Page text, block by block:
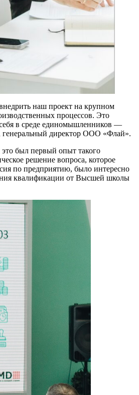
наш проект на крупном
процессов. Это
в среде единомышленников —
генеральный директор ООО «Флай».
был первый опыт такого
решение вопроса, которое
по предприятию, было интересно
квалификации от Высшей школы